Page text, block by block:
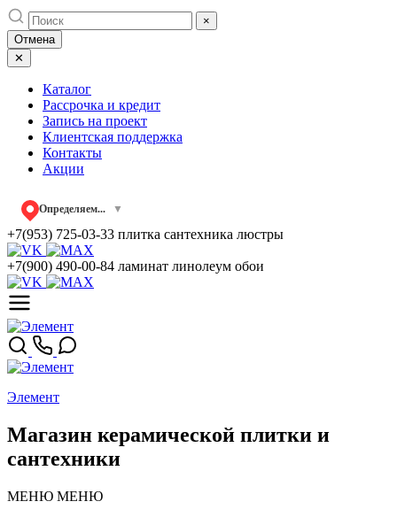
Skip
to
content
×
Отмена
✕
Каталог
Рассрочка и кредит
Запись на проект
Клиентская поддержка
Контакты
Акции
Определяем... ▼
+7(953) 725-03-33 плитка сантехника люстры
+7(900) 490-00-84 ламинат линолеум обои
Элемент
Магазин керамической плитки и
сантехники
МЕНЮ МЕНЮ